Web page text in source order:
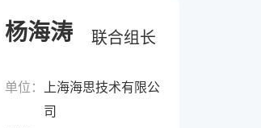
杨海涛 联合组长
单位：
上海海思技术有限公
司